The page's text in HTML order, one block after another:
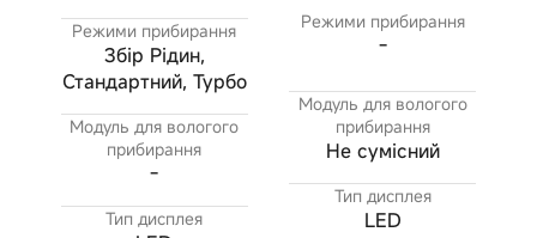
Режими прибирання
Збір Рідин,
Стандартний, Турбо
Модуль для вологого
прибирання
-
Тип дисплея
Режими прибирання
-
Модуль для вологого
прибирання
Не сумісний
Тип дисплея
LED